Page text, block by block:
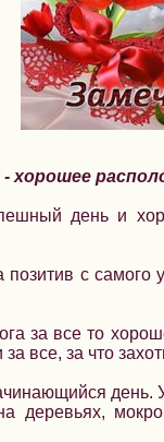
хорошее
день и
с самого
за все то
все, за что
деревьях,